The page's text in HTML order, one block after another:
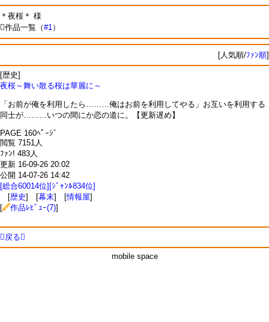
＊夜桜＊ 様
作品一覧（#1）
[人気順/ﾌｧﾝ順]
[歴史]
夜桜～舞い散る桜は華麗に～
「お前が俺を利用したら………俺はお前を利用してやる」お互いを利用する
同士が………いつの間にか恋の道に。【更新遅め】
PAGE 160ﾍﾟｰｼﾞ
閲覧 7151人
ﾌｧﾝ! 483人
更新 16-09-26 20:02
公開 14-07-26 14:42
[総合60014位][ｼﾞｬﾝﾙ834位]
[歴史] [幕末] [情報屋]
[
作品ﾚﾋﾞｭｰ(7)]
戻る
mobile space